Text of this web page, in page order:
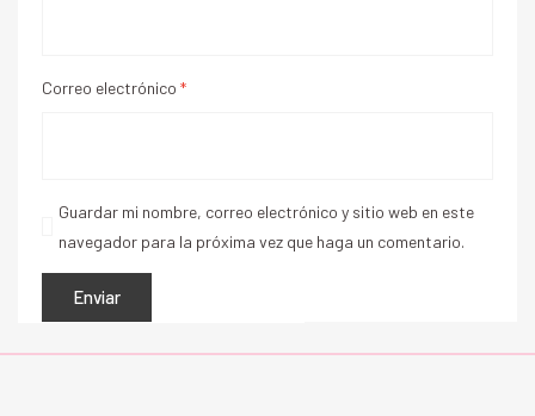
Correo electrónico *
Guardar mi nombre, correo electrónico y sitio web en este
navegador para la próxima vez que haga un comentario.